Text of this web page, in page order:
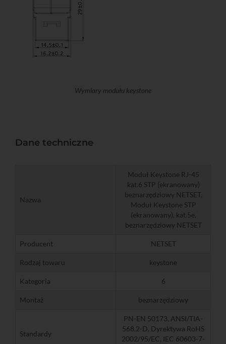
Wymiary modułu keystone
Dane techniczne
Nazwa
Moduł Keystone RJ-45
kat.6 STP (ekranowany)
beznarzędziowy NETSET,
Moduł Keystone STP
(ekranowany), kat.5e,
beznarzędziowy NETSET
Producent NETSET
Rodzaj towaru keystone
Kategoria 6
Montaż beznarzędziowy
Standardy
PN-EN 50173, ANSI/TIA-
568.2-D, Dyrektywa RoHS
2002/95/EC, IEC 60603-7-